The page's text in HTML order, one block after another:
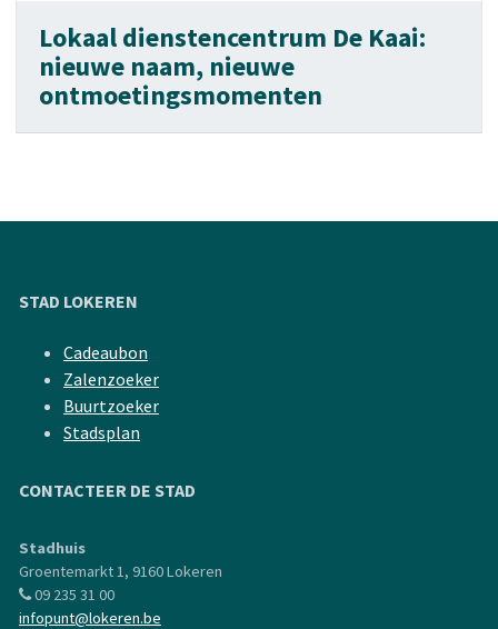
Lokaal dienstencentrum De Kaai:
nieuwe naam, nieuwe
ontmoetingsmomenten
STAD LOKEREN
Cadeaubon
Zalenzoeker
Buurtzoeker
Stadsplan
CONTACTEER DE STAD
Stadhuis
Groentemarkt 1, 9160 Lokeren
09 235 31 00
infopunt@lokeren.be